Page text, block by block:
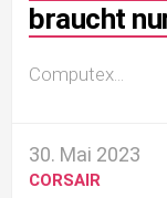
braucht
Computex...
30. Mai 2023
CORSAIR